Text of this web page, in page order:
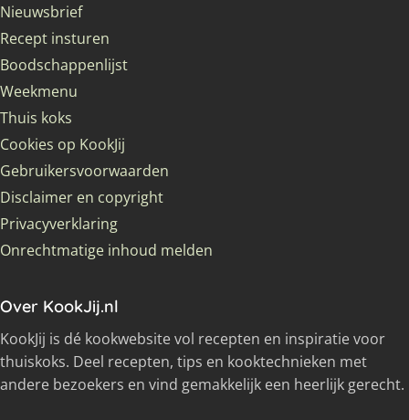
Nieuwsbrief
Recept insturen
Boodschappenlijst
Weekmenu
Thuis koks
Cookies op KookJij
Gebruikersvoorwaarden
Disclaimer en copyright
Privacyverklaring
Onrechtmatige inhoud melden
Over KookJij.nl
KookJij is dé kookwebsite vol recepten en inspiratie voor
thuiskoks. Deel recepten, tips en kooktechnieken met
andere bezoekers en vind gemakkelijk een heerlijk gerecht.